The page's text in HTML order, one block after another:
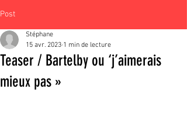
Post
Teaser / Bartelby ou ‘j’aimerais
mieux pas »
Stéphane
15 avr. 2023 1 min de lecture